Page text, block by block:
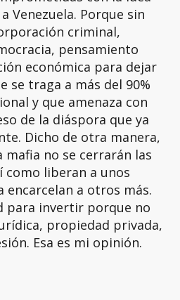
Venezuela. Porque sin
criminal,
pensamiento
económica para dejar
se traga a más del 90%
y que amenaza con
de la diáspora que ya
Dicho de otra manera,
mafia no se cerrarán las
como liberan a unos
encarcelan a otros más.
para invertir porque no
propiedad privada,
Esa es mi opinión.